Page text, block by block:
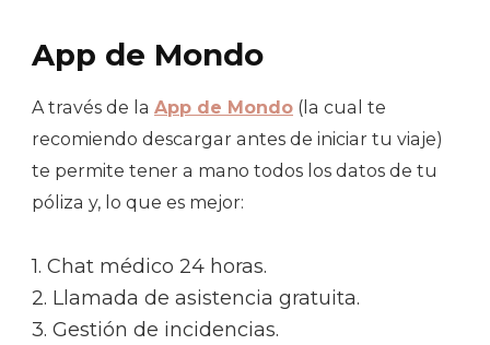
App de Mondo
A través de la App de Mondo (la cual te
recomiendo descargar antes de iniciar tu viaje)
te permite tener a mano todos los datos de tu
póliza y, lo que es mejor:
1. Chat médico 24 horas.
2. Llamada de asistencia gratuita.
3. Gestión de incidencias.